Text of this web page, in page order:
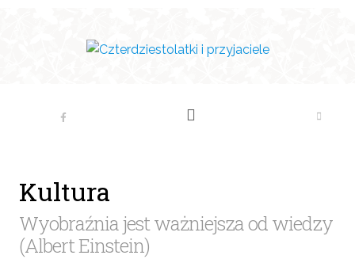
Kultura
Wyobraźnia jest ważniejsza od wiedzy
(Albert Einstein)